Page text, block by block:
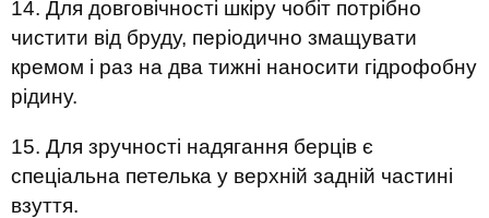
14. Для довговічності шкіру чобіт потрібно
чистити від бруду, періодично змащувати
кремом і раз на два тижні наносити гідрофобну
рідину.
15. Для зручності надягання берців є
спеціальна петелька у верхній задній частині
взуття.